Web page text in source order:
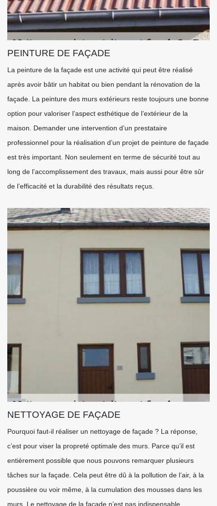
PEINTURE DE FAÇADE
La peinture de la façade est une activité qui peut être réalisé
après avoir bâtir un habitat ou bien pendant la rénovation de la
façade. La peinture des murs extérieurs reste toujours une bonne
option pour valoriser l’aspect esthétique de l’extérieur de la
maison. Demander une intervention d’un prestataire
professionnel pour la réalisation d’un projet de peinture de façade
est très important. Non seulement en terme de sécurité tout au
long de l’accomplissement des travaux, mais aussi pour être sûr
de l’efficacité et la durabilité des résultats reçus.
NETTOYAGE DE FAÇADE
Pourquoi faut-il réaliser un nettoyage de façade ? La réponse,
c’est pour viser la propreté optimale des murs. Parce qu’il est
entièrement possible que nous pouvons remarquer plusieurs
tâches sur la façade. Cela peut être dû à la pollution de l’air, à la
poussière ou voir même, à la cumulation des mousses dans les
murs. Le nettoyage de la façade n’est pas indispensable